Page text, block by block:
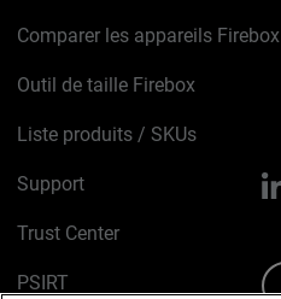
Comparer les appareils Firebox
Outil de taille Firebox
Liste produits / SKUs
Support
Trust Center
PSIRT